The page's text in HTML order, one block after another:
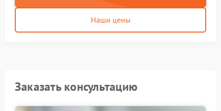
Наши цены
Заказать консультацию